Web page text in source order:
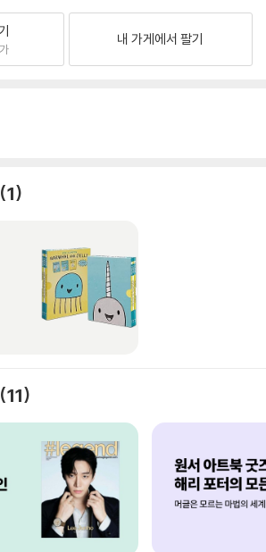
내 가게에서 팔기
1
11